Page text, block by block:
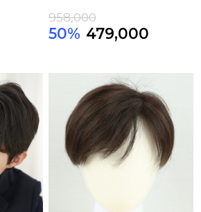
958,000
50% 479,000